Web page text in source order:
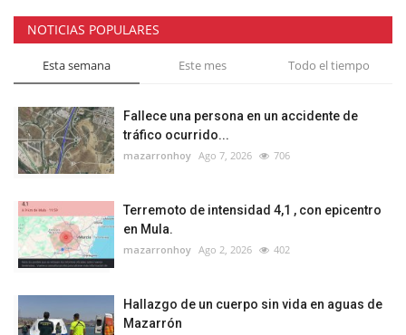
NOTICIAS POPULARES
Esta semana Este mes Todo el tiempo
Fallece una persona en un accidente de
tráfico ocurrido...
mazarronhoy Ago 7, 2026 706
Terremoto de intensidad 4,1 , con epicentro
en Mula.
mazarronhoy Ago 2, 2026 402
Hallazgo de un cuerpo sin vida en aguas de
Mazarrón